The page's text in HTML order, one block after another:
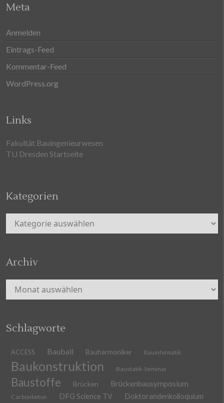
Meta
Anmelden
Eintrags-Feed
Kommentar-Feed
WordPress.org
Links
Fakultät Bauingenieurwesen
TU Dresden Startseite
Kategorien
Kategorien
Archiv
Archiv
Schlagworte
ACCESS Bauball Bauharmoniker Bauinformatik
Baukonstruktion Baustatik-Seminar
Baustoffe Brücken Brückenbausymposium
Carbonbeton DFG Science TV Doktorandenkolloquium